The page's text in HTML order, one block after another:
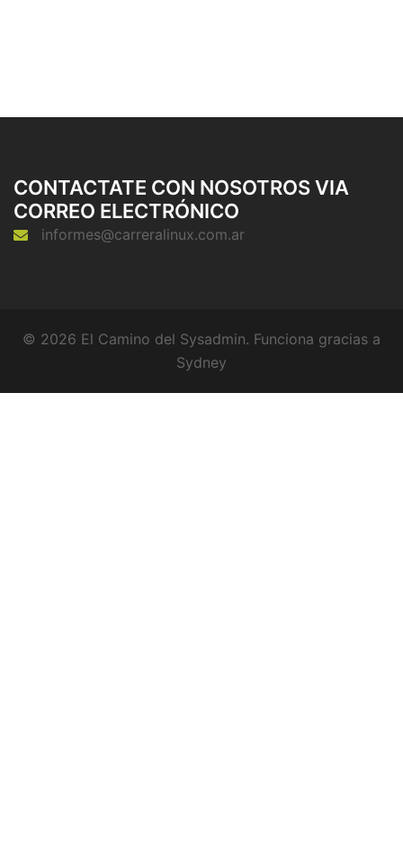
CONTACTATE CON NOSOTROS VIA
CORREO ELECTRÓNICO
informes@carreralinux.com.ar
© 2026 El Camino del Sysadmin. Funciona gracias a
Sydney